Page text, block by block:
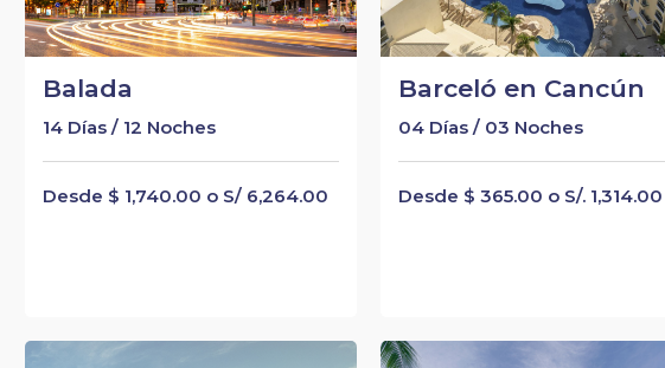
Balada
14 Días / 12 Noches
Desde $ 1,740.00 o S/ 6,264.00
Barceló en Cancún
04 Días / 03 Noches
Desde $ 365.00 o S/. 1,314.00